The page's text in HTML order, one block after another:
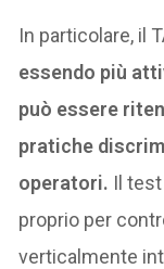
In particolare, il
essendo più
può essere
pratiche
operatori. Il
proprio per
verticalmente